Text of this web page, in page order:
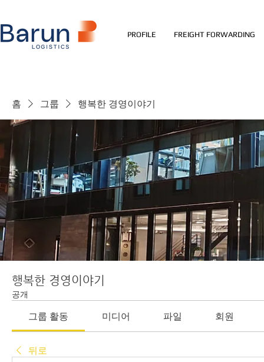
PROFILE FREIGHT FORWARDING
홈 그룹 행복한 경영이야기
행복한 경영이야기
공개
그룹 활동 미디어 파일 회원
뒤로